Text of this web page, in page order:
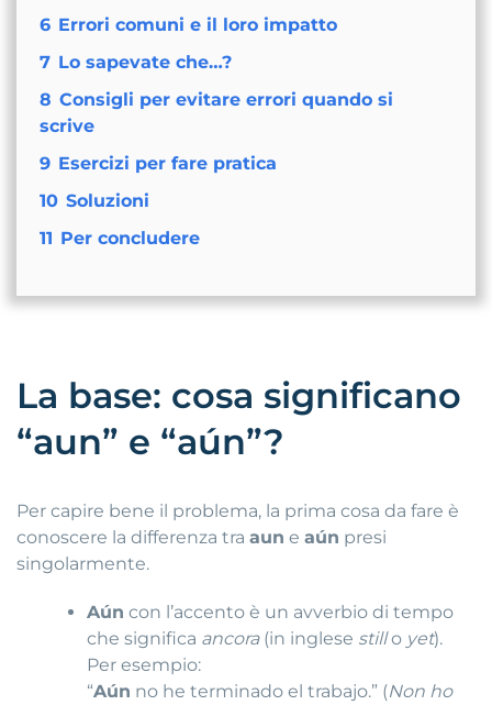
6 Errori comuni e il loro impatto
7 Lo sapevate che…?
8 Consigli per evitare errori quando si
scrive
9 Esercizi per fare pratica
10 Soluzioni
11 Per concludere
La base: cosa significano
“aun” e “aún”?
Per capire bene il problema, la prima cosa da fare è
conoscere la differenza tra aun e aún presi
singolarmente.
Aún con l’accento è un avverbio di tempo
che significa ancora(in inglese stillo yet).
Per esempio:
“Aún no he terminado el trabajo.” (Non ho